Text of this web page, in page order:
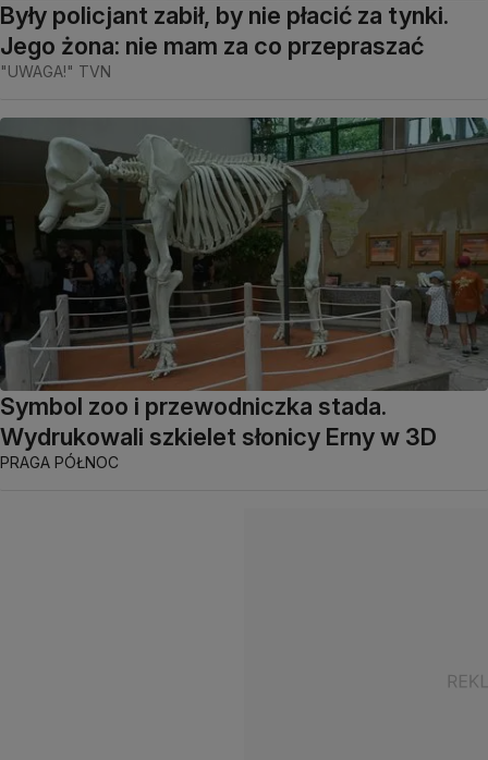
Były policjant zabił, by nie płacić za tynki.
Jego żona: nie mam za co przepraszać
"UWAGA!" TVN
Symbol zoo i przewodniczka stada.
Wydrukowali szkielet słonicy Erny w 3D
PRAGA PÓŁNOC